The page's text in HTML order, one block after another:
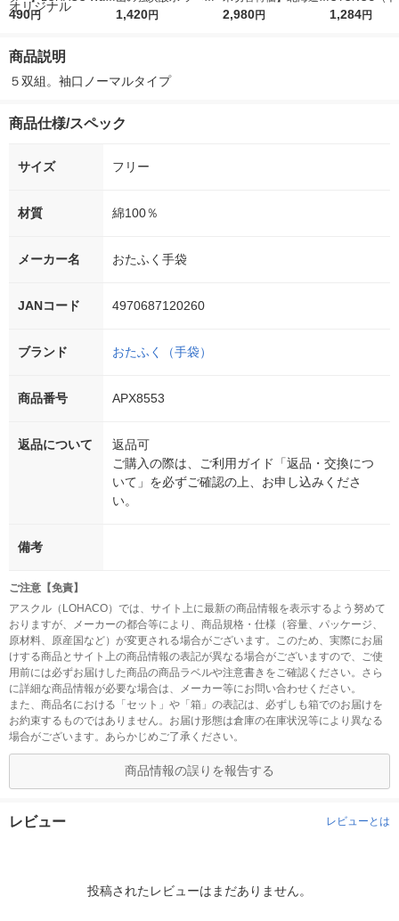
r（ロハコウォータ
シ） オリジナル
490円
レス 500ml 1箱（24
1,420円
ななつぼし 無洗米 5k
2,980円
ウ） by
1,284円
商品説明
５双組。袖口ノーマルタイプ
商品仕様/スペック
サイズ フリー
材質 綿100％
メーカー名 おたふく手袋
JANコード 4970687120260
ブランド おたふく（手袋）
商品番号 APX8553
返品について
返品可
ご購入の際は、ご利用ガイド「返品・交換につ
いて」を必ずご確認の上、お申し込みくださ
い。
備考
ご注意【免責】
アスクル（LOHACO）では、サイト上に最新の商品情報を表示するよう努めて
おりますが、メーカーの都合等により、商品規格・仕様（容量、パッケージ、
原材料、原産国など）が変更される場合がございます。このため、実際にお届
けする商品とサイト上の商品情報の表記が異なる場合がございますので、ご使
用前には必ずお届けした商品の商品ラベルや注意書きをご確認ください。さら
に詳細な商品情報が必要な場合は、メーカー等にお問い合わせください。
また、商品名における「セット」や「箱」の表記は、必ずしも箱でのお届けを
お約束するものではありません。お届け形態は倉庫の在庫状況等により異なる
場合がございます。あらかじめご了承ください。
商品情報の誤りを報告する
レビュー レビューとは
投稿されたレビューはまだありません。